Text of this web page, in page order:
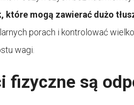
które mogą zawierać dużo
porach i kontrolować
wagi.
fizyczne są